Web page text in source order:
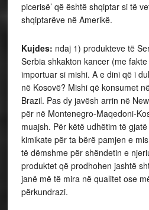
picerisë’ që është shqiptar si të
shqiptarëve në Amerikë.
Kujdes: ndaj 1) produkteve të
Serbia shkakton kancer (me
importuar si mishi. A e dini që i
në Kosovë? Mishi që konsumet
Brazil. Pas dy javësh arrin në
për në Montenegro-Maqedoni-
muajsh. Për këtë udhëtim të
kimikate për ta bërë pamjen e
të dëmshme për shëndetin e
produktet që prodhohen jashtë
janë më të mira në qualitet ose
përkundrazi.